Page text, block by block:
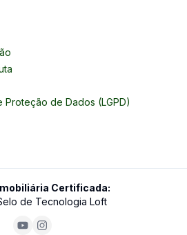
de Dados (LGPD)
Certificada:
de Tecnologia Loft